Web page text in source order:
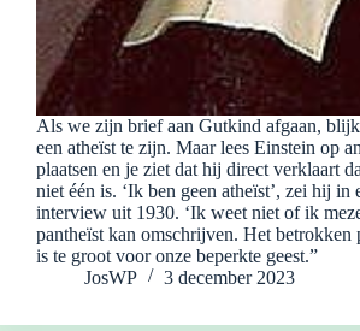
Als we zijn brief aan Gutkind afgaan,
een atheïst te zijn. Maar lees Einstein op
plaatsen en je ziet dat hij direct verklaart
niet één is. ‘Ik ben geen atheïst’, zei hij in
interview uit 1930. ‘Ik weet niet of ik
pantheïst kan omschrijven. Het betrokken
is te groot voor onze beperkte geest.”
JosWP
3 december 2023